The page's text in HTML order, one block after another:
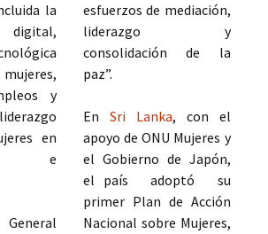
la
y
en
e
esfuerzos de mediación,
liderazgo y
consolidación de la
paz”.
En Sri Lanka, con el
apoyo de ONU Mujeres y
el Gobierno de Japón,
el país adoptó su
primer Plan de Acción
Nacional sobre Mujeres,